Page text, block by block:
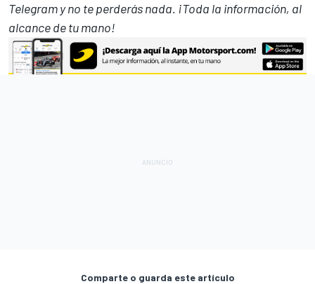
Telegramy no te perderás nada. ¡Toda la información, al
alcance de tu mano!
Comparte o guarda este artículo